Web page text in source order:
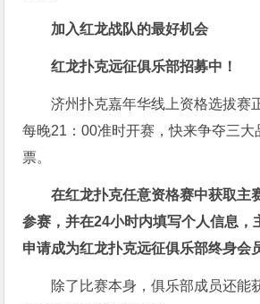
加入红龙战队的最好机会
红龙扑克远征俱乐部招募中！
济州扑克嘉年华线上资格选拔赛
每晚21：00准时开赛，快来争夺三大
票。
在红龙扑克任意资格赛中获取主
参赛，并在24小时内填写个人信息，
申请成为红龙扑克远征俱乐部终身会
除了比赛本身，俱乐部成员还能